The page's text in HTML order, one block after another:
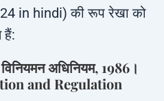
in hindi) की रूप रेखा को
हैं:
अधिनियम, 1986।
and Regulation